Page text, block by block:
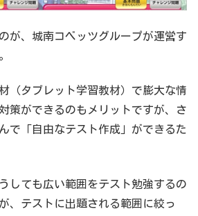
が、城南コベッツグループが運営す
（タブレット学習教材）で膨大な情
策ができるのもメリットですが、さ
で「自由なテスト作成」ができるた
しても広い範囲をテスト勉強するの
、テストに出題される範囲に絞っ